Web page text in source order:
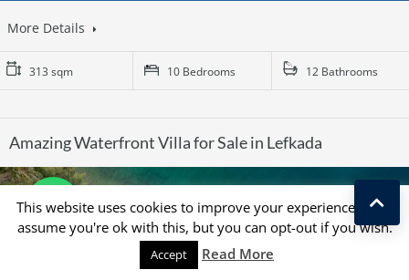
More Details
313 sqm 10 Bedrooms 12 Bathrooms
Amazing Waterfront Villa for Sale in Lefkada
This website uses cookies to improve your experience. We'll
assume you're ok with this, but you can opt-out if you wish.
Accept Read More